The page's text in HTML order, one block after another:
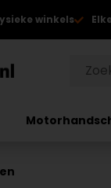
winkels